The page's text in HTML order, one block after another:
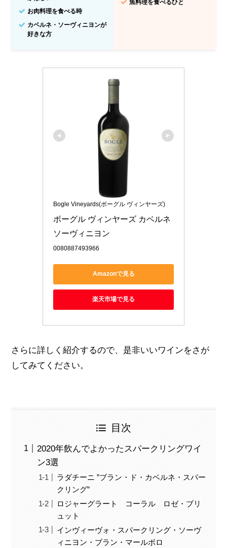
お肉料理を食べる時
カベルネ・ソーヴィニヨンが
好きな方
魚料理を食べるひと
Bogle Vineyards(ボーグル ヴィンヤーズ)
ボーグル ヴィンヤーズ カベルネ
ソーヴィニヨン
0080887493966
Amazonで見る
楽天市場で見る
さらに詳しく紹介するので、是非いいワインをさが
してみてください。
目次
2020年飲んでよかったスパークリングワイ
ン3選
ラダチーニ ”ブラン・ド・カベルネ・スパー
クリング”
ロジャーグラート コーラル ロゼ・ブリ
ュット
インヴィーヴォ・スパークリング・ソーヴ
ィニヨン・ブラン・マールボロ